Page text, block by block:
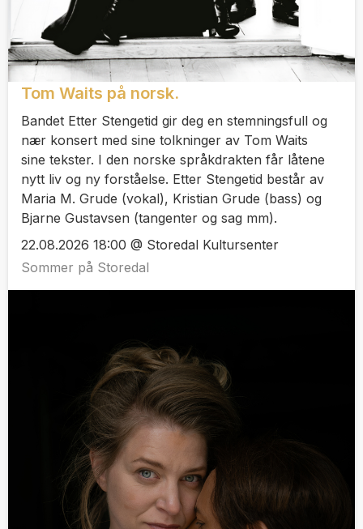
Tom Waits på norsk.
Bandet Etter Stengetid gir deg en stemningsfull og
nær konsert med sine tolkninger av Tom Waits
sine tekster. I den norske språkdrakten får låtene
nytt liv og ny forståelse. Etter Stengetid består av
Maria M. Grude (vokal), Kristian Grude (bass) og
Bjarne Gustavsen (tangenter og sag mm).
22.08.2026 18:00 @ Storedal Kultursenter
Sommer på Storedal